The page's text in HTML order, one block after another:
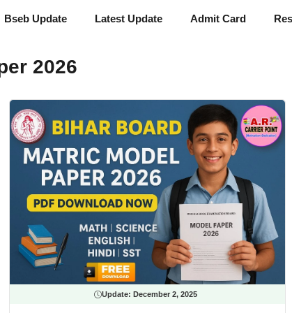
Bseb Update Latest Update Admit Card
2026
Update: December 2, 2025